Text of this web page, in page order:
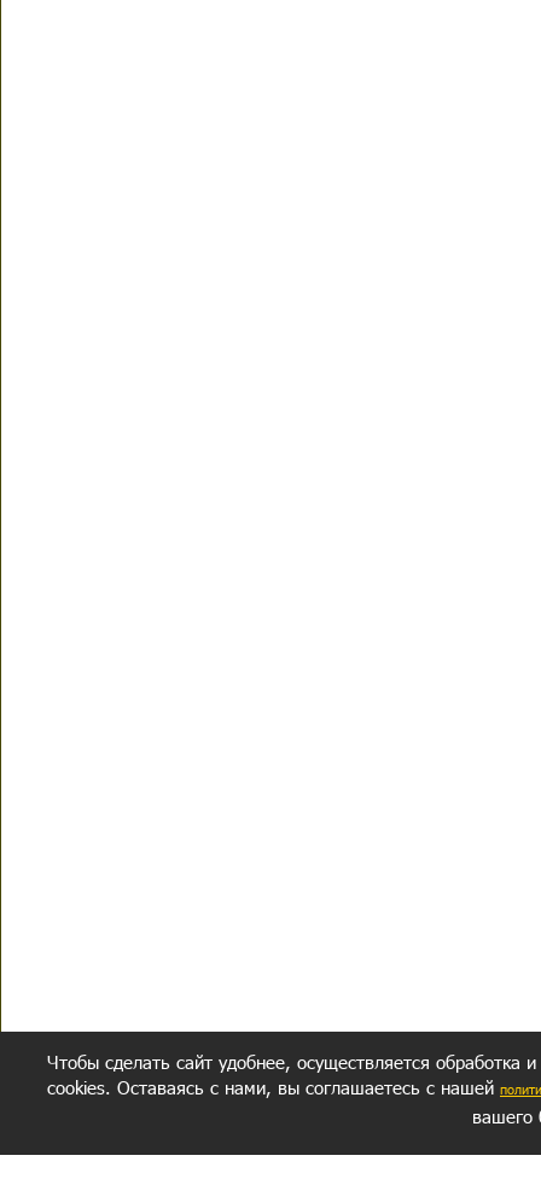
Чтобы сделать сайт удобнее, осуществляется обработка
cookies. Оставаясь с нами, вы соглашаетесь с нашей
вашего